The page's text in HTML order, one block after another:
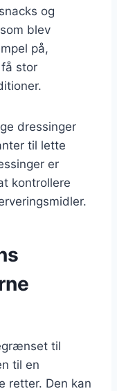
og
blev
på,
stor
dressinger
til lette
er
kontrollere
til
til en
retter. Den kan